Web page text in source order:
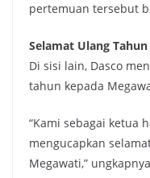
pertemuan tersebut
Selamat Ulang
Di sisi lain, Dasco
tahun kepada
“Kami sebagai ketua
mengucapkan
Megawati,”